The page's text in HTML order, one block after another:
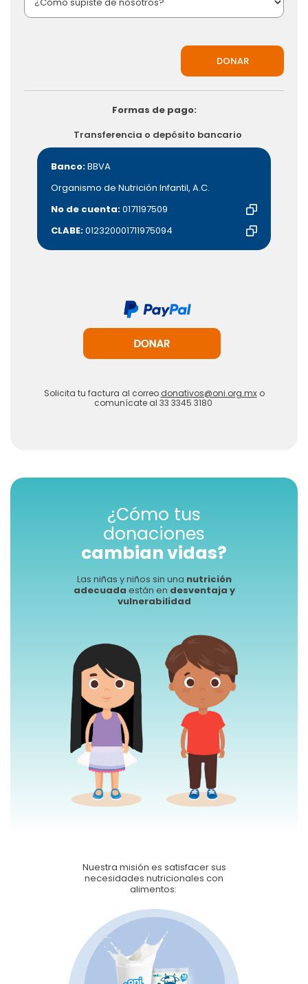
Formas de pago:
Transferencia o depósito bancario
Banco:BBVA
Organismo de Nutrición Infantil, A.C.
No de cuenta:0171197509
CLABE:012320001711975094
Solicita tu factura al correo donativos@oni.org.mxo
comunícate al 33 3345 3180
¿Cómo tus
donaciones
cambian vidas?
Las niñas y niños sin una nutrición
adecuada están en desventaja y
vulnerabilidad
Nuestra misión es satisfacer sus
necesidades nutricionales con
alimentos: